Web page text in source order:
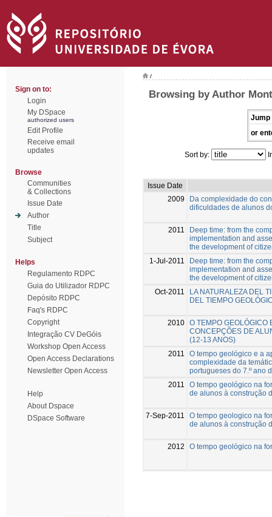
Sign on to:
Login
My DSpace
authorized users
Edit Profile
Receive email
updates
Browse
Communities
& Collections
Issue Date
Author
Title
Subject
Helps
Regulamento RDPC
Guia do Utilizador RDPC
Depósito RDPC
Faq's RDPC
Copyright
Integração CV DeGóis
Workshop Open Access
Open Access Declarations
Newsletter Open Access
Help
About Dspace
DSpace Software
/
Browsing by Author
Jump
or
Sort by:
Issue Date
2009
Da complexidade do
dificuldades de alunos
2011
Deep time: from the
implementation and
the development of
1-Jul-2011
Deep time: from the
implementation and
the development of
Oct-2011
LA NATURALEZA DEL
DEL TIEMPO
2010 O TEMPO GEOLÓGICO
CONCEPÇÕES DE
(12-13 ANOS)
2011
O tempo geológico e a
complexidade da
portugueses do 7.º ano
2011
O tempo geológico na
de alunos à construção
7-Sep-2011
O tempo geologico na
de alunos à construção
2012 O tempo geológico na